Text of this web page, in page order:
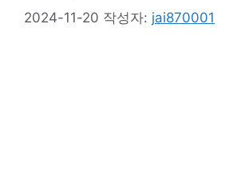
2024-11-20 작성자: jai870001